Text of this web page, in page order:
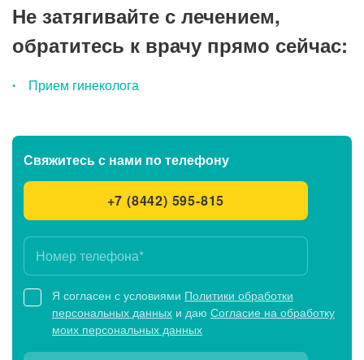
Не затягивайте с лечением,
обратитесь к врачу прямо сейчас:
Прием гинеколога
Свяжитесь с нами по телефону
+7 (8442) 595-815
Я согласен с условиями Политики обработки
персональных данных и даю Согласие на обработку
моих персональных данных